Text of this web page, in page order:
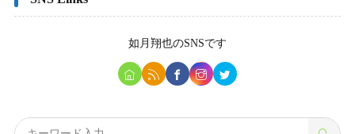
如月翔也のSNSです